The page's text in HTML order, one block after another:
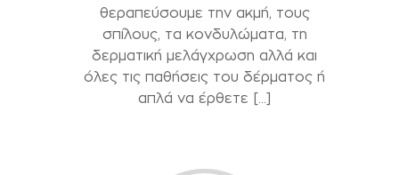
θεραπεύσουμε την ακμή, τους
σπίλους, τα κονδυλώματα, τη
δερματική μελάγχρωση αλλά και
όλες τις παθήσεις του δέρματος ή
απλά να έρθετε […]